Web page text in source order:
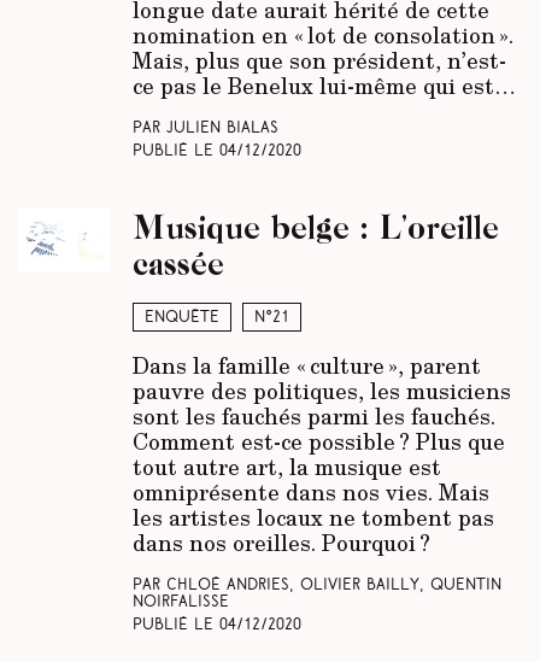
longue date aurait hérité de cette
nomination en « lot de consolation ».
Mais, plus que son président, n’est-
ce pas le Benelux lui-même qui est…
Par Julien Bialas
Publié le 04/12/2020
Enquête N°21
Musique belge : L’oreille
cassée
Dans la famille « culture », parent
pauvre des politiques, les musiciens
sont les fauchés parmi les fauchés.
Comment est-ce possible ? Plus que
tout autre art, la musique est
omniprésente dans nos vies. Mais
les artistes locaux ne tombent pas
dans nos oreilles. Pourquoi ?
Par Chloé Andries, Olivier Bailly, Quentin
Noirfalisse
Publié le 04/12/2020